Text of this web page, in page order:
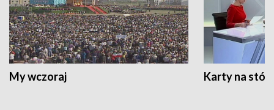
My wczoraj Karty na